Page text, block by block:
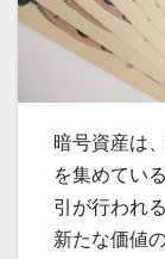
暗号資産は
を集めてい
引が行われ
新たな価値